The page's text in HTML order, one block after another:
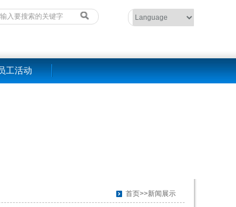
工活动
首页>>新闻展示